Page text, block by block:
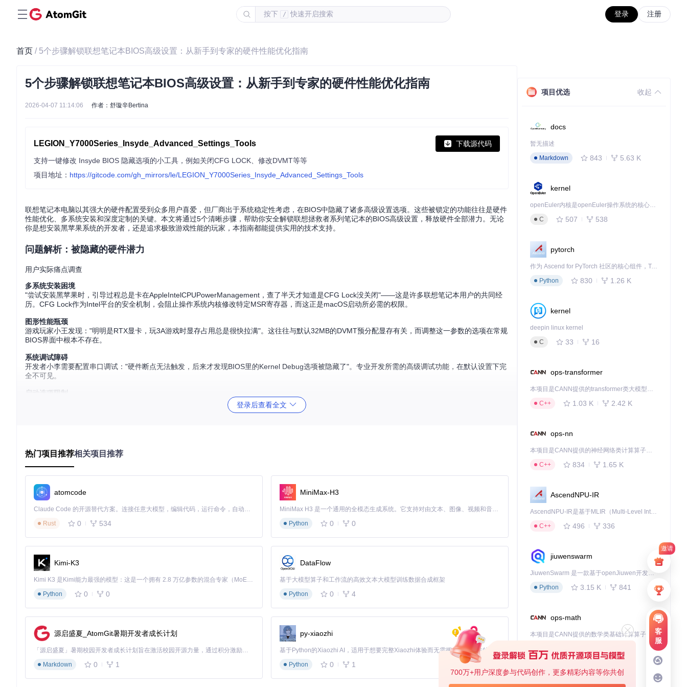
按下 / 快速开启搜索 登录 注册
邀请
客
服
700万+用户深度参与代码创作，更多精彩内容等你共创
首页 / 5个步骤解锁联想笔记本BIOS高级设置：从新手到专家的硬件性能优化指南
5个步骤解锁联想笔记本BIOS高级设置：从新手到专家的硬件性能优化指南
2026-04-07 11:14:06 作者：舒璇辛Bertina
LEGION_Y7000Series_Insyde_Advanced_Settings_Tools 下载源代码
支持一键修改 Insyde BIOS 隐藏选项的小工具，例如关闭CFG LOCK、修改DVMT等等
项目地址： https://gitcode.com/gh_mirrors/le/LEGION_Y7000Series_Insyde_Advanced_Settings_Tools
联想笔记本电脑以其强大的硬件配置受到众多用户喜爱，但厂商出于系统稳定性考虑，在BIOS中隐藏了诸多高级设置选项。这些被锁定的功能往往是硬件
性能优化、多系统安装和深度定制的关键。本文将通过5个清晰步骤，帮助你安全解锁联想拯救者系列笔记本的BIOS高级设置，释放硬件全部潜力。无论
你是想安装黑苹果系统的开发者，还是追求极致游戏性能的玩家，本指南都能提供实用的技术支持。
问题解析：被隐藏的硬件潜力
用户实际痛点调查
多系统安装困境
"尝试安装黑苹果时，引导过程总是卡在AppleIntelCPUPowerManagement，查了半天才知道是CFG Lock没关闭"——这是许多联想笔记本用户的共同经
历。CFG Lock作为Intel平台的安全机制，会阻止操作系统内核修改特定MSR寄存器，而这正是macOS启动所必需的权限。
图形性能瓶颈
游戏玩家小王发现："明明是RTX显卡，玩3A游戏时显存占用总是很快拉满"。这往往与默认32MB的DVMT预分配显存有关，而调整这一参数的选项在常规
BIOS界面中根本不存在。
系统调试障碍
开发者小李需要配置串口调试："硬件断点无法触发，后来才发现BIOS里的Kernel Debug选项被隐藏了"。专业开发所需的高级调试功能，在默认设置下完
全不可见。
启动选项限制
"想从USB启动一个定制Linux发行版，却发现安全启动机制阻止了非官方签名的引导程序"——安全启动选项的隐藏，限制了系统的灵活性。
手动修改BIOS固件
第三方BIOS刷写工具 ⭐⭐⭐⭐ 中高 中
硬件编程器 ⭐⭐⭐⭐⭐
传统的BIOS解锁方法普遍存在操作复杂、风险高的问题。手动修改BIOS固件需要深入理解固件结构，任何错误都可能导致设备变砖；硬件编程器方法则
需要拆卸主板，对普通用户极不友好。
专业工具的优势
本工具采用基于Insyde BIOS规范的官方接口，通过Windows环境下的批处理脚本实现安全修改。与传统方法相比，具有以下核心优势：
安全机制
操作简化：无需命令行知识，双击批处理文件即可启动图形界面
风险控制：仅修改指定配置项，不触及关键系统区域
兼容性广 ：支持2018-2020款Y7000/Y7000P系列及Legion 5i/7等多个型号
核心功能：分级操作指南
登录后查看全文
热门项目推荐相关项目推荐
atomcode
Claude Code 的开源替代方案。连接任意大模型，编辑代码，运行命令，自动验证 — 全自动执行。用 Rust 构建，极致性能。 ｜ An open-source alternative to Claude Code. Connect any LLM, edit code, run commands, and verify changes — autonomously. Built in Rust for speed. Get Started
Rust
0 534
MiniMax-H3
MiniMax H3 是一个通用的全模态生成系统。它支持对由文本、图像、视频和音频组成的多模态上下文进行统一理解，并能生成分辨率高达 2K、时长可达 15 秒的带原生立体声音频的视频。得益于面向任务泛化的系统设计，H3 在预训练阶段就已具备广泛的多模态上下文理解与生成能力，能够出色地执行复杂的多模态指令。
Python
0 0
Kimi-K3
Kimi K3 是Kimi能力最强的模型：这是一个拥有 2.8 万亿参数的混合专家（MoE）模型，具备原生视觉理解能力，并支持 100 万 token 的上下文窗口。
Python
0 0
DataFlow
基于大模型算子和工作流的高效文本大模型训练数据合成框架
Python
0 4
源启盛夏_AtomGit暑期开发者成长计划
「源启盛夏」暑期校园开发者成长计划旨在激活校园开源力量，通过积分激励、认证扶持、资源倾斜等形式，引导高校组织和开发者完成「入驻 — 建项目 — 做贡献 — 获认证 — 得资源」的完整闭环。无论你是想带领社团入驻平台的组织者，还是希望用代码贡献证明自己的开发者，都能在这里找到属于你的成长路径。
Markdown
0 1
py-xiaozhi
基于Python的Xiaozhi AI，适用于想要完整Xiaozhi体验而无需拥有专用硬件的用户。
Python
0 1
项目优选 收起
docs
暂无描述
Markdown
843 5.63 K
kernel
openEuler内核是openEuler操作系统的核心，既是系统性能与稳定性的基石，也是连接处理器、设备与服务的桥梁。
C
507 538
pytorch
作为 Ascend for PyTorch 社区的核心组件，TorchNPU 是昇腾专为 PyTorch 打造的深度学习适配插件，使 PyTorch 框架能够直接调用昇腾 NPU，为开发者提供昇腾 AI 处理器的超强算力。
Python
830 1.26 K
kernel
deepin linux kernel
C
33 16
ops-transformer
本项目是CANN提供的transformer类大模型算子库，实现网络在NPU上加速计算。
C++
1.03 K 2.42 K
ops-nn
本项目是CANN提供的神经网络类计算算子库，实现网络在NPU上加速计算。
C++
834 1.65 K
AscendNPU-IR
AscendNPU-IR是基于MLIR（Multi-Level Intermediate Representation）构建的，面向昇腾亲和算子编译时使用的中间表示，提供昇腾完备表达能力，通过编译优化提升昇腾AI处理器计算效率，支持通过生态框架使能昇腾AI处理器与深度调优
C++
496 336
jiuwenswarm
JiuwenSwarm 是一款基于openJiuwen开发的智能AI Agent，它能够将大语言模型的强大能力，通过你日常使用的各类通讯应用，直接延伸至你的指尖。
Python
3.15 K 841
ops-math
C++
deveco-code